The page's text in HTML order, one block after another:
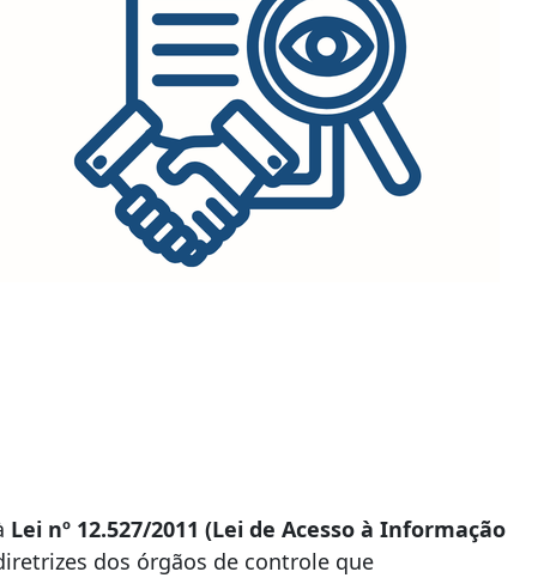
Lei nº 12.527/2011 (Lei de Acesso à Informação
dos órgãos de controle que